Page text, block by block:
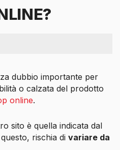
dubbio importante per
o calzata del prodotto
online.
sito è quella indicata dal
rischia di variare da